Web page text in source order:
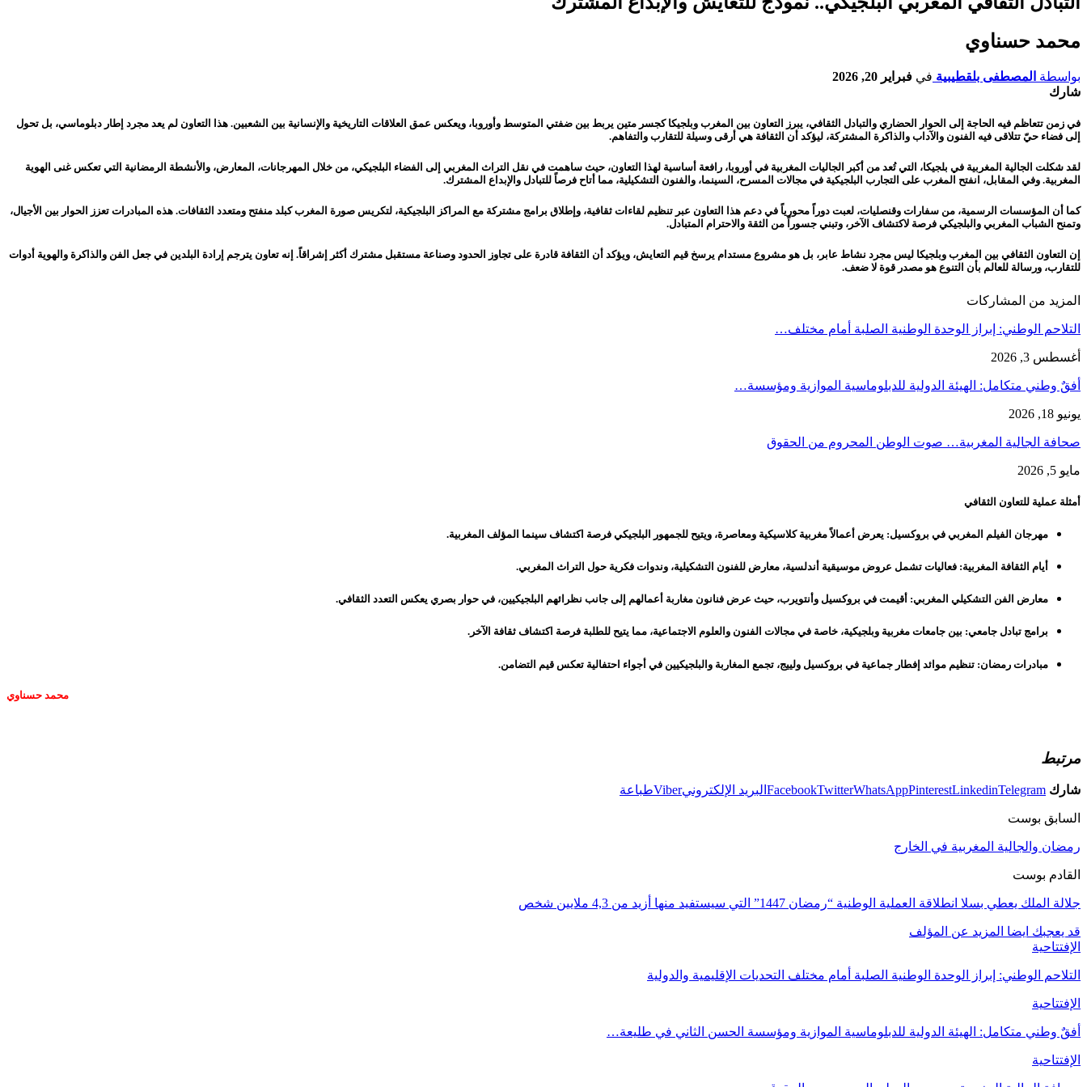
محمد حسناوي
بواسطة المصطفى بلقطيبية في فبراير 20, 2026
شارك
في زمن تتعاظم فيه الحاجة إلى الحوار الحضاري والتبادل الثقافي، يبرز التعاون بين المغرب وبلجيكا كجسر متين يربط بين ضفتي المتوسط وأوروبا، ويعكس عمق العلاقات التاريخية والإنسانية بين الشعبين. هذا التعاون لم يعد مجرد إطار دبلوماسي، بل تحول
إلى فضاء حيّ تتلاقى فيه الفنون والآداب والذاكرة المشتركة، ليؤكد أن الثقافة هي أرقى وسيلة للتقارب والتفاهم.
لقد شكلت الجالية المغربية في بلجيكا، التي تُعد من أكبر الجاليات المغربية في أوروبا، رافعة أساسية لهذا التعاون، حيث ساهمت في نقل التراث المغربي إلى الفضاء البلجيكي، من خلال المهرجانات، المعارض، والأنشطة الرمضانية التي تعكس غنى الهوية
المغربية. وفي المقابل، انفتح المغرب على التجارب البلجيكية في مجالات المسرح، السينما، والفنون التشكيلية، مما أتاح فرصاً للتبادل والإبداع المشترك.
كما أن المؤسسات الرسمية، من سفارات وقنصليات، لعبت دوراً محورياً في دعم هذا التعاون عبر تنظيم لقاءات ثقافية، وإطلاق برامج مشتركة مع المراكز البلجيكية، لتكريس صورة المغرب كبلد منفتح ومتعدد الثقافات. هذه المبادرات تعزز الحوار بين الأجيال،
وتمنح الشباب المغربي والبلجيكي فرصة لاكتشاف الآخر، وتبني جسوراً من الثقة والاحترام المتبادل.
إن التعاون الثقافي بين المغرب وبلجيكا ليس مجرد نشاط عابر، بل هو مشروع مستدام يرسخ قيم التعايش، ويؤكد أن الثقافة قادرة على تجاوز الحدود وصناعة مستقبل مشترك أكثر إشراقاً. إنه تعاون يترجم إرادة البلدين في جعل الفن والذاكرة والهوية أدوات
للتقارب، ورسالة للعالم بأن التنوع هو مصدر قوة لا ضعف.
المزيد من المشاركات
التلاحم الوطني: إبراز الوحدة الوطنية الصلبة أمام مختلف…
أغسطس 3, 2026
أفقٌ وطني متكامل: الهيئة الدولية للدبلوماسية الموازية ومؤسسة…
يونيو 18, 2026
صحافة الجالية المغربية… صوت الوطن المحروم من الحقوق
مايو 5, 2026
أمثلة عملية للتعاون الثقافي
مهرجان الفيلم المغربي في بروكسيل: يعرض أعمالاً مغربية كلاسيكية ومعاصرة، ويتيح للجمهور البلجيكي فرصة اكتشاف سينما المؤلف المغربية.
أيام الثقافة المغربية: فعاليات تشمل عروض موسيقية أندلسية، معارض للفنون التشكيلية، وندوات فكرية حول التراث المغربي.
معارض الفن التشكيلي المغربي: أقيمت في بروكسيل وأنتويرب، حيث عرض فنانون مغاربة أعمالهم إلى جانب نظرائهم البلجيكيين، في حوار بصري يعكس التعدد الثقافي.
برامج تبادل جامعي: بين جامعات مغربية وبلجيكية، خاصة في مجالات الفنون والعلوم الاجتماعية، مما يتيح للطلبة فرصة اكتشاف ثقافة الآخر.
مبادرات رمضان: تنظيم موائد إفطار جماعية في بروكسيل ولييج، تجمع المغاربة والبلجيكيين في أجواء احتفالية تعكس قيم التضامن.
محمد حسناوي
مرتبط
شارك FacebookTwitterWhatsAppPinterestLinkedinTelegram البريد الإلكترونيViberطباعة
السابق بوست
رمضان والجالية المغربية في الخارج
القادم بوست
جلالة الملك يعطي بسلا انطلاقة العملية الوطنية “رمضان 1447” التي سيستفيد منها أزيد من 4,3 ملايين شخص
قد يعجبك ايضا المزيد عن المؤلف
الإفتتاحية
التلاحم الوطني: إبراز الوحدة الوطنية الصلبة أمام مختلف التحديات الإقليمية والدولية
الإفتتاحية
أفقٌ وطني متكامل: الهيئة الدولية للدبلوماسية الموازية ومؤسسة الحسن الثاني في طليعة…
الإفتتاحية